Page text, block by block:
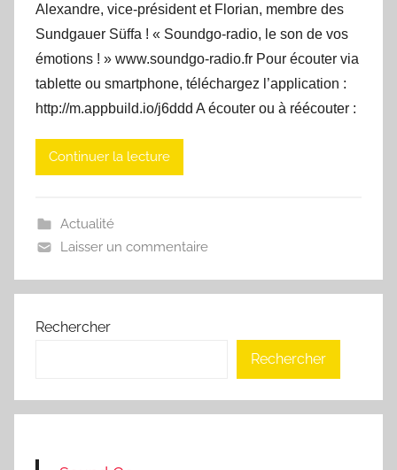
Alexandre, vice-président et Florian, membre des
Sundgauer Süffa ! « Soundgo-radio, le son de vos
émotions ! » www.soundgo-radio.fr Pour écouter via
tablette ou smartphone, téléchargez l’application :
http://m.appbuild.io/j6ddd A écouter ou à réécouter :
Continuer la lecture
Actualité
Laisser un commentaire
Rechercher
Rechercher